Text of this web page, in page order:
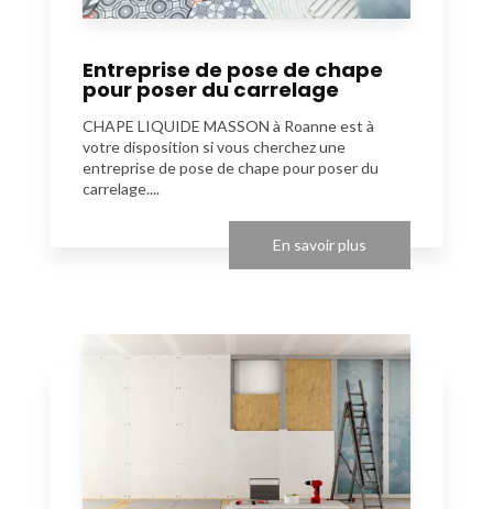
Entreprise de pose de chape
pour poser du carrelage
CHAPE LIQUIDE MASSON à Roanne est à
votre disposition si vous cherchez une
entreprise de pose de chape pour poser du
carrelage....
En savoir plus